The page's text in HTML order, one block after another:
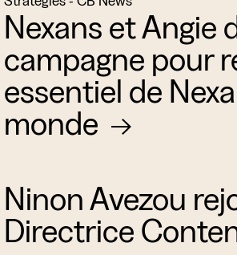
Nexans et Angie
campagne pour
essentiel de
monde
Ninon Avezou
Directrice